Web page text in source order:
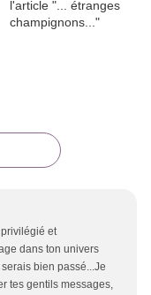
et
dans ton univers
bien passé...Je
tes gentils messages,